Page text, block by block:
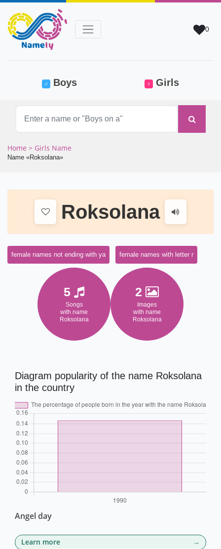
0
♂ Boys(current) ♀ Girls
Home > Girls Name
Name «Roksolana»
Roksolana
female names not ending with ya female names with letter r
5
Songs
with name
Roksolana
2
Images
with name
Roksolana
Diagram popularity of the name Roksolana
in the country
Angel day
Learn more